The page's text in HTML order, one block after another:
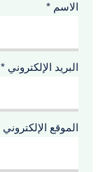
الاسم *
البريد الإلكتروني *
الموقع الإلكتروني